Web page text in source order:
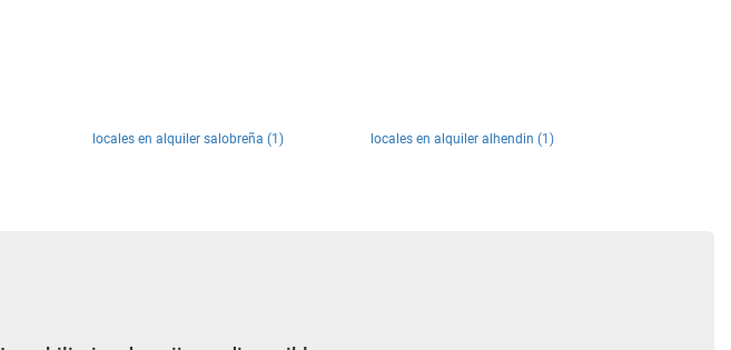
locales en alquiler salobreña (1) locales en alquiler alhendin (1)